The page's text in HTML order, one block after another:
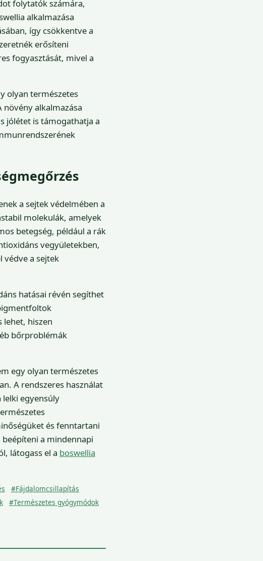
folytatók számára,
alkalmazása
így csökkentve a
erősíteni
fogyasztását, mivel a
olyan természetes
alkalmazása
jólétet is támogathatja a
a sejtek védelmében a
molekulák, amelyek
betegség, például a rák
vegyületekben,
védve a sejtek
hatásai révén segíthet
lehet, hiszen
bőrproblémák
egy olyan természetes
A rendszeres használat
egyensúly
és fenntartani
a mindennapi
látogass el a boswellia
#Fájdalomcsillapítás
#Természetes gyógymódok